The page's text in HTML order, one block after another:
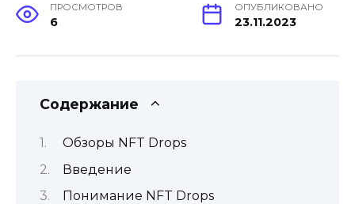
ПРОСМОТРОВ
6
ОПУБЛИКОВАНО
23.11.2023
Содержание
Обзоры NFT Drops
Введение
Понимание NFT Drops